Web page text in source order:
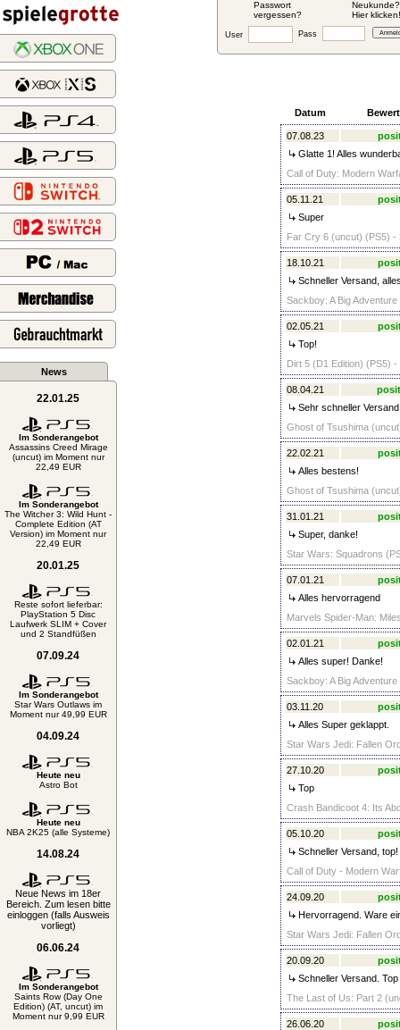
Passwort
vergessen?
Neukunde?
Hier klicken!
User Pass
News
22.01.25
Im Sonderangebot
Assassins Creed Mirage
(uncut) im Moment nur
22,49 EUR
Im Sonderangebot
The Witcher 3: Wild Hunt -
Complete Edition (AT
Version) im Moment nur
22,49 EUR
20.01.25
Reste sofort lieferbar:
PlayStation 5 Disc
Laufwerk SLIM + Cover
und 2 Standfüßen
07.09.24
Im Sonderangebot
Star Wars Outlaws im
Moment nur 49,99 EUR
04.09.24
Heute neu
Astro Bot
Heute neu
NBA 2K25 (alle Systeme)
14.08.24
Neue News im 18er
Bereich. Zum lesen bitte
einloggen (falls Ausweis
vorliegt)
06.06.24
Im Sonderangebot
Saints Row (Day One
Edition) (AT, uncut) im
Moment nur 9,99 EUR
Datum
07.08.23
Glatte 1! Alles
Call of Duty: Modern
05.11.21
Super
Far Cry 6 (uncut) (PS5) -
18.10.21
Schneller Versand,
Sackboy: A Big
02.05.21
Top!
Dirt 5 (D1 Edition) (PS5) -
08.04.21
Sehr schneller
Ghost of Tsushima
22.02.21
Alles bestens!
Ghost of Tsushima
31.01.21
Super, danke!
Star Wars: Squadrons
07.01.21
Alles hervorragend
Marvels Spider-Man:
02.01.21
Alles super! Danke!
Sackboy: A Big
03.11.20
Alles Super geklappt.
Star Wars Jedi: Fallen
27.10.20
Top
Crash Bandicoot 4: Its
05.10.20
Schneller Versand, top!
Call of Duty - Modern
24.09.20
Hervorragend. Ware
Star Wars Jedi: Fallen
20.09.20
Schneller Versand.
The Last of Us: Part 2
26.06.20